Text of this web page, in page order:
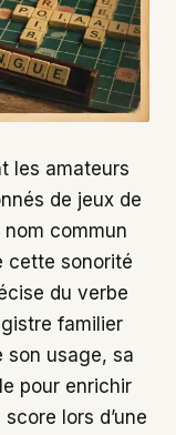
les amateurs
de jeux de
nom commun
cette sonorité
du verbe
familier
son usage, sa
pour enrichir
lors d’une